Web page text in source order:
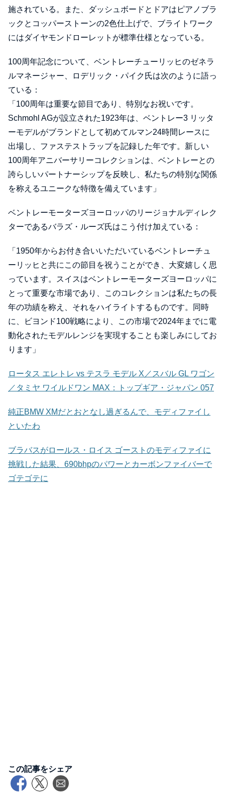
施されている。また、ダッシュボードとドアはピアノブラ
ックとコッパーストーンの2色仕上げで、ブライトワーク
にはダイヤモンドローレットが標準仕様となっている。
100周年記念について、ベントレーチューリッヒのゼネラ
ルマネージャー、ロデリック・パイク氏は次のように語っ
ている：
「100周年は重要な節目であり、特別なお祝いです。
Schmohl AGが設立された1923年は、ベントレー3 リッタ
ーモデルがブランドとして初めてルマン24時間レースに
出場し、ファステストラップを記録した年です。新しい
100周年アニバーサリーコレクションは、ベントレーとの
誇らしいパートナーシップを反映し、私たちの特別な関係
を称えるユニークな特徴を備えています」
ベントレーモーターズヨーロッパのリージョナルディレク
ターであるバラズ・ルーズ氏はこう付け加えている：
「1950年からお付き合いいただいているベントレーチュ
ーリッヒと共にこの節目を祝うことができ、大変嬉しく思
っています。スイスはベントレーモーターズヨーロッパに
とって重要な市場であり、このコレクションは私たちの長
年の功績を称え、それをハイライトするものです。同時
に、ビヨンド100戦略により、この市場で2024年までに電
動化されたモデルレンジを実現することも楽しみにしてお
ります」
ロータス エレトレ vs テスラ モデル X／スバル GL ワゴン
／タミヤ ワイルドワン MAX：トップギア・ジャパン 057
純正BMW XMだとおとなし過ぎるんで、モディファイし
といたわ
ブラバスがロールス・ロイス ゴーストのモディファイに
挑戦した結果、690bhpのパワーとカーボンファイバーで
ゴテゴテに
この記事をシェア